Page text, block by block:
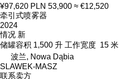
¥97,620 PLN 53,900 ≈ €12,520
牵引式喷雾器
2024
情况 新
储罐容积 1,500 升 工作宽度 15 米
波兰, Nowa Dąbia
SLAWEK-MASZ
联系卖方